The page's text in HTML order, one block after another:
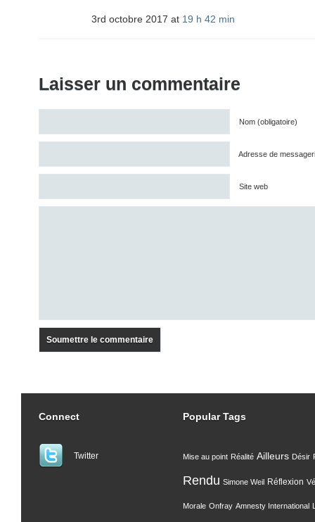
3rd octobre 2017 at 19 h 42 min
Laisser un commentaire
Nom (obligatoire)
Adresse de
Site web
Connect
Twitter
Popular Tags
Mise au point Réalité Ailleurs Désir
Rendu Simone Weil Réflexion
Morale Onfray Amnesty International